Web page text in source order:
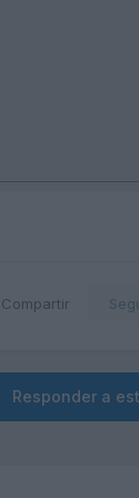
Compartir
Responder a